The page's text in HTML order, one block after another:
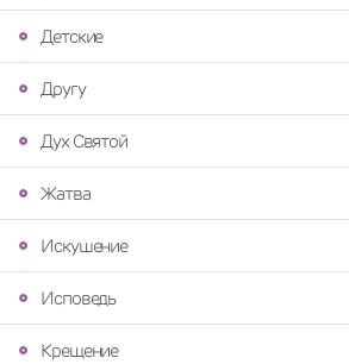
Детские
Другу
Дух Святой
Жатва
Искушение
Исповедь
Крещение